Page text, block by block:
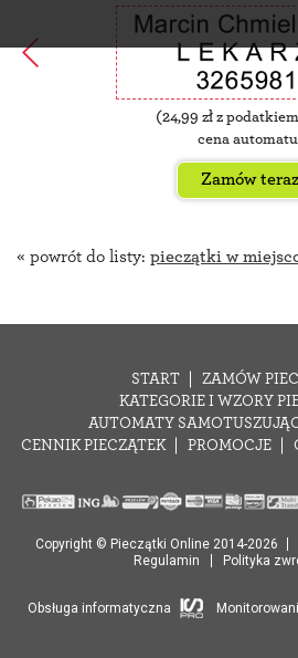
(24,99 zł z
cena automatu
Zamów teraz
« powrót do listy: pieczątki w
START
ZAMÓW
KATEGORIE I WZORY
AUTOMATY
CENNIK PIECZĄTEK
PROMOCJE
Copyright © Pieczątki Online 2014-2026
Regulamin
Polityka
Obsługa informatyczna